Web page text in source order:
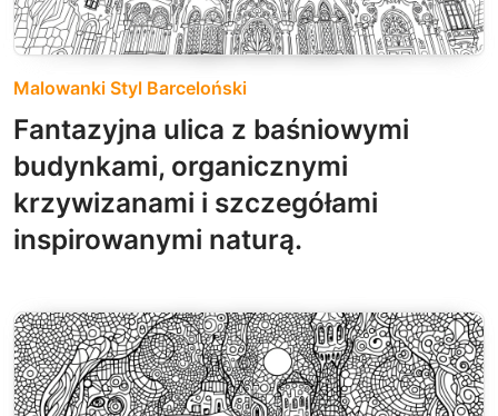
Malowanki Styl Barceloński
Fantazyjna ulica z baśniowymi
budynkami, organicznymi
krzywizanami i szczegółami
inspirowanymi naturą.